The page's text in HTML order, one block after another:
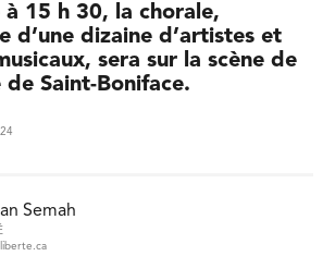
à 15 h 30, la chorale,
d’une dizaine d’artistes et
sera sur la scène de
de Saint-Boniface.
Semah
liberte.ca